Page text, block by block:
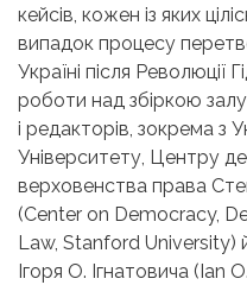
кейсів, кожен із яких
випадок процесу
Україні після Революції
роботи над збіркою
і редакторів, зокрема з
Університету, Центру
верховенства права
(Center on Democracy,
Law, Stanford University)
Ігоря О. Ігнатовича